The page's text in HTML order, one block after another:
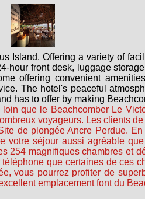
Island. Offering a variety of
hour front desk, luggage
offering convenient
The hotel's peaceful
has to offer by making
que le Beachcomber Le
voyageurs. Les clients
de plongée Ancre Perdue.
votre séjour aussi agréable
254 magnifiques chambres et
que certaines de ces
vous pourrez profiter de
emplacement font du